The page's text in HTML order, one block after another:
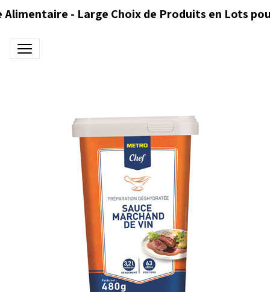
Alimentaire - Large Choix de Produits en Lots